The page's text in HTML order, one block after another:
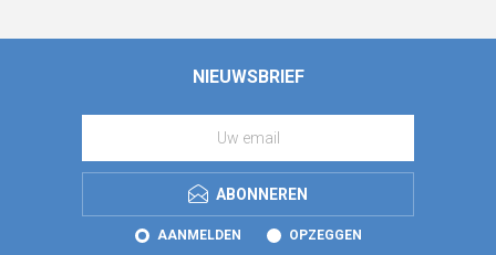
NIEUWSBRIEF
ABONNEREN
AANMELDEN OPZEGGEN